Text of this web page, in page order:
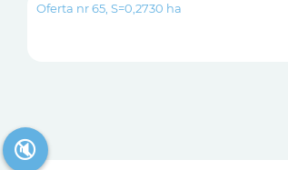
Oferta nr 65, S=0,2730 ha
🔇